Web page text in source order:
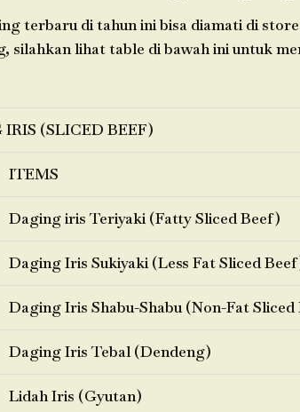
terbaru di tahun ini bisa diamati di
silahkan lihat table di bawah ini untuk
IRIS (SLICED BEEF)
ITEMS
Daging iris Teriyaki (Fatty Sliced Beef)
Daging Iris Sukiyaki (Less Fat Sliced
Daging Iris Shabu-Shabu (Non-Fat Sliced
Daging Iris Tebal (Dendeng)
Lidah Iris (Gyutan)